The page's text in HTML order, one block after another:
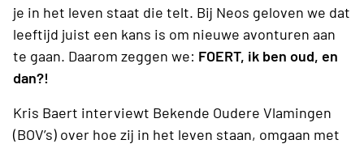
je in het leven staat die telt. Bij Neos geloven we dat
leeftijd juist een kans is om nieuwe avonturen aan
te gaan. Daarom zeggen we: FOERT, ik ben oud, en
dan?!
Kris Baert interviewt Bekende Oudere Vlamingen
(BOV’s) over hoe zij in het leven staan, omgaan met